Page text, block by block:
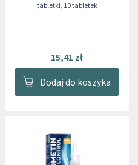
tabletki, 10 tabletek
15,41 zł
Dodaj do koszyka